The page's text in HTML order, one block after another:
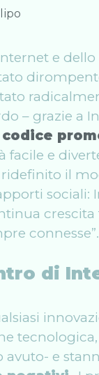
e
– grazie a
codice
facile e
il
sociali:
connesse”.
di
e